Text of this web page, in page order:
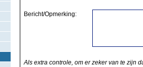
Bericht/Opmerking:
Als extra controle, om er zeker van te zijn